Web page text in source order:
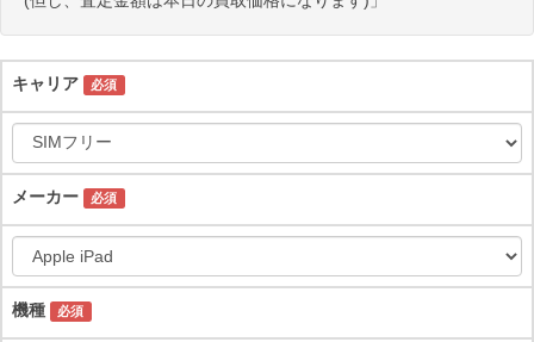
キャリア 必須
メーカー 必須
機種 必須